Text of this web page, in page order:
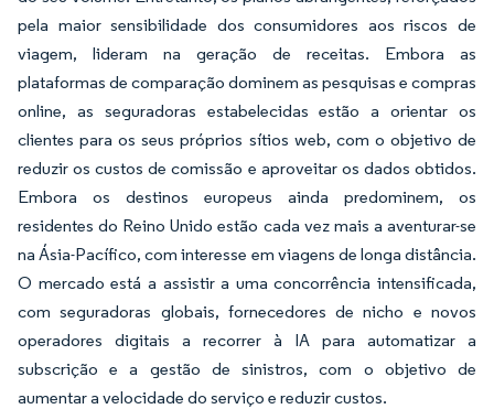
pela maior sensibilidade dos consumidores aos riscos de
viagem, lideram na geração de receitas. Embora as
plataformas de comparação dominem as pesquisas e compras
online, as seguradoras estabelecidas estão a orientar os
clientes para os seus próprios sítios web, com o objetivo de
reduzir os custos de comissão e aproveitar os dados obtidos.
Embora os destinos europeus ainda predominem, os
residentes do Reino Unido estão cada vez mais a aventurar-se
na Ásia-Pacífico, com interesse em viagens de longa distância.
O mercado está a assistir a uma concorrência intensificada,
com seguradoras globais, fornecedores de nicho e novos
operadores digitais a recorrer à IA para automatizar a
subscrição e a gestão de sinistros, com o objetivo de
aumentar a velocidade do serviço e reduzir custos.